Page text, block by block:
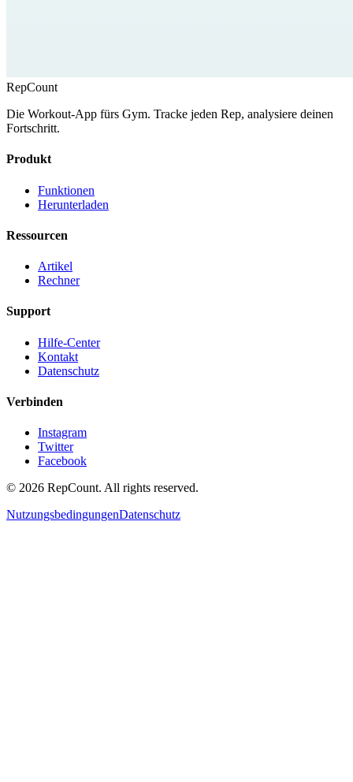
RepCount
Die Workout-App fürs Gym. Tracke jeden Rep, analysiere deinen
Fortschritt.
Produkt
Funktionen
Herunterladen
Ressourcen
Artikel
Rechner
Support
Hilfe-Center
Kontakt
Datenschutz
Verbinden
Instagram
Twitter
Facebook
© 2026 RepCount. All rights reserved.
NutzungsbedingungenDatenschutz